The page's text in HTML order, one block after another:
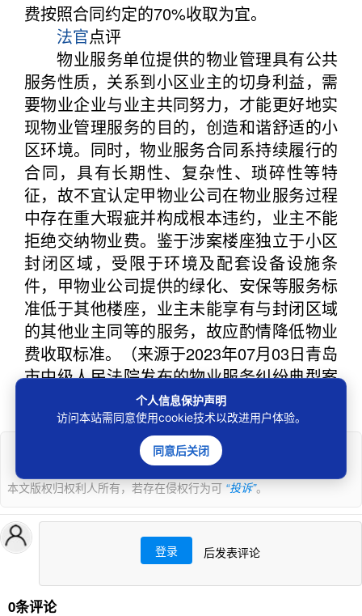
费按照合同约定的70%收取为宜。
法官点评
物业服务单位提供的物业管理具有公共
服务性质，关系到小区业主的切身利益，需
要物业企业与业主共同努力，才能更好地实
现物业管理服务的目的，创造和谐舒适的小
区环境。同时，物业服务合同系持续履行的
合同，具有长期性、复杂性、琐碎性等特
征，故不宜认定甲物业公司在物业服务过程
中存在重大瑕疵并构成根本违约，业主不能
拒绝交纳物业费。鉴于涉案楼座独立于小区
封闭区域，受限于环境及配套设备设施条
件，甲物业公司提供的绿化、安保等服务标
准低于其他楼座，业主未能享有与封闭区域
的其他业主同等的服务，故应酌情降低物业
费收取标准。（来源于2023年07月03日青岛
市中级人民法院发布的物业服务纠纷典型案
声明
本文版权归权利人所有，若存在侵权行为可 “投诉”。
登录 后发表评论
0条评论
个人信息保护声明
访问本站需同意使用cookie技术以改进用户体验。
同意后关闭